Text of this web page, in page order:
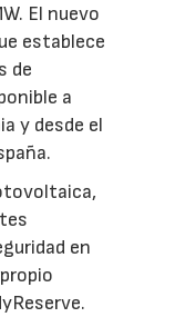
El nuevo
establece
de
a
y desde el
en